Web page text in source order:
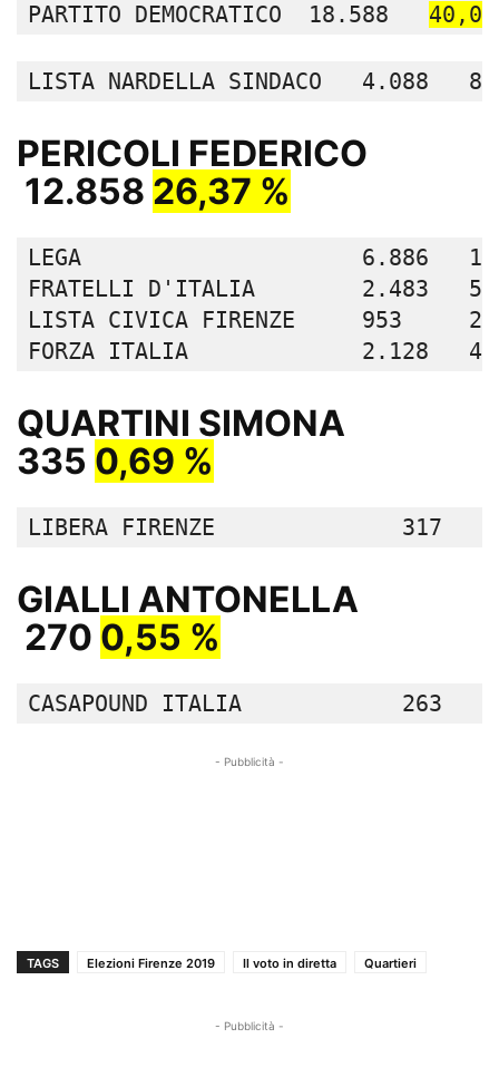
PARTITO DEMOCRATICO  18.588 40,01
LISTA NARDELLA SINDACO   4.088
PERICOLI FEDERICO
12.858 26,37 %
LEGA                     6.886
FRATELLI D'ITALIA        2.483
LISTA CIVICA FIRENZE     953
FORZA ITALIA             2.128
QUARTINI SIMONA
335 0,69 %
LIBERA FIRENZE              317
GIALLI ANTONELLA
270 0,55 %
CASAPOUND ITALIA            263
- Pubblicità -
TAGS Elezioni Firenze 2019 Il voto in diretta Quartieri
- Pubblicità -